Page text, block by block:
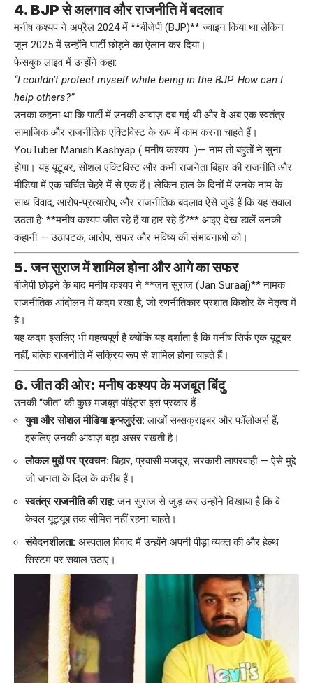
4. BJP से अलगाव और राजनीति में बदलाव
मनीष कश्यप ने अप्रैल 2024 में **बीजेपी (BJP)** ज्वाइन किया था लेकिन
जून 2025 में उन्होंने पार्टी छोड़ने का ऐलान कर दिया।
फेसबुक लाइव में उन्होंने कहा:
“I couldn’t protect myself while being in the BJP. How can I
help others?”
उनका कहना था कि पार्टी में उनकी आवाज़ दब गई थी और वे अब एक स्वतंत्र
सामाजिक और राजनीतिक एक्टिविस्ट के रूप में काम करना चाहते हैं।
YouTuber Manish Kashyap ( मनीष कश्यप )— नाम तो बहुतों ने सुना
होगा। यह यूटूबर, सोशल एक्टिविस्ट और कभी राजनेता बिहार की राजनीति और
मीडिया में एक चर्चित चेहरे में से एक हैं। लेकिन हाल के दिनों में उनके नाम के
साथ विवाद, आरोप-प्रत्यारोप, और राजनीतिक बदलाव ऐसे जुड़े हैं कि यह सवाल
उठता है: **मनीष कश्यप जीत रहे हैं या हार रहे हैं?** आइए देख डालें उनकी
कहानी — उठापटक, आरोप, सफर और भविष्य की संभावनाओं को।
5. जन सुराज में शामिल होना और आगे का सफर
बीजेपी छोड़ने के बाद मनीष कश्यप ने **जन सुराज (Jan Suraaj)** नामक
राजनीतिक आंदोलन में कदम रखा है, जो रणनीतिकार प्रशांत किशोर के नेतृत्व में
है।
यह कदम इसलिए भी महत्वपूर्ण है क्योंकि यह दर्शाता है कि मनीष सिर्फ एक यूटूबर
नहीं, बल्कि राजनीति में सक्रिय रूप से शामिल होना चाहते हैं।
6. जीत की ओर: मनीष कश्यप के मजबूत बिंदु
उनकी “जीत” की कुछ मजबूत पॉइंट्स इस प्रकार हैं:
युवा और सोशल मीडिया इन्फ्लुएंस: लाखों सब्सक्राइबर और फॉलोअर्स हैं,
इसलिए उनकी आवाज़ बड़ा असर रखती है।
लोकल मुद्दों पर प्रवचन: बिहार, प्रवासी मजदूर, सरकारी लापरवाही — ऐसे मुद्दे
जो जनता के दिल के करीब हैं।
स्वतंत्र राजनीति की राह: जन सुराज से जुड़ कर उन्होंने दिखाया है कि वे
केवल यूट्यूब तक सीमित नहीं रहना चाहते।
संवेदनशीलता: अस्पताल विवाद में उन्होंने अपनी पीड़ा व्यक्त की और हेल्थ
सिस्टम पर सवाल उठाए।